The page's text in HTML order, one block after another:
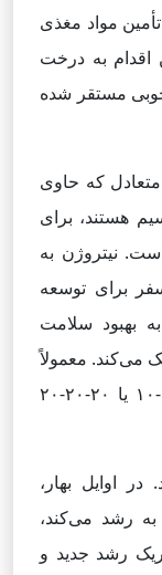
مواد مغذی
اقدام به درخت
مستقر شده
که حاوی
هستند، برای
نیتروژن به
برای توسعه
بهبود سلامت
می‌کند. معمولاً
استفاده از کودهایی با نسبت‌های ۱۰-۱۰-۱۰ یا ۲۰-۲۰-۲۰
اوایل بهار،
رشد می‌کند،
رشد جدید و